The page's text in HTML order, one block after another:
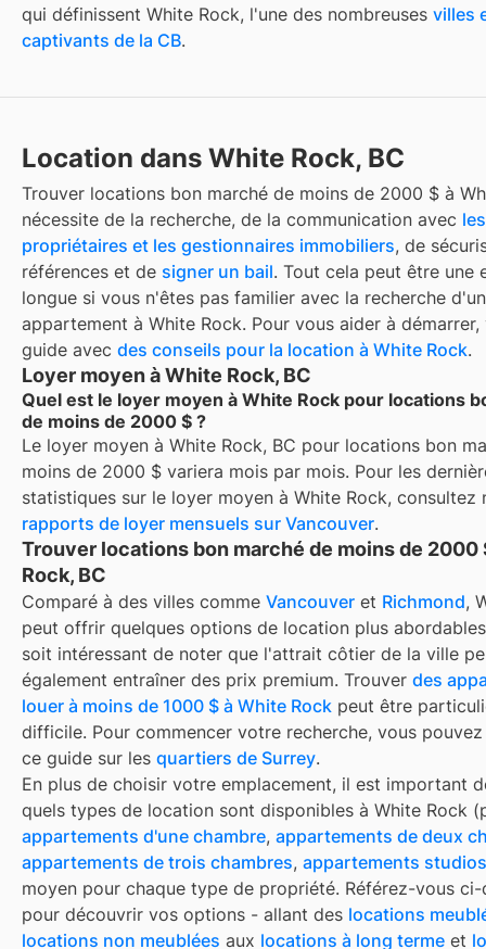
qui définissent White Rock, l'une des nombreuses villes
captivants de la CB.
Location dans White Rock, BC
Trouver locations bon marché de moins de 2000 $ à
nécessite de la recherche, de la communication avec les
propriétaires et les gestionnaires immobiliers, de
références et de signer un bail. Tout cela peut être une
longue si vous n'êtes pas familier avec la recherche d'un
appartement à White Rock. Pour vous aider à
guide avec des conseils pour la location à White Rock.
Loyer moyen à White Rock, BC
Quel est le loyer moyen à White Rock pour locations
de moins de 2000 $ ?
Le loyer moyen à White Rock, BC pour locations bon
moins de 2000 $ variera mois par mois. Pour les
statistiques sur le loyer moyen à White Rock, consultez
rapports de loyer mensuels sur Vancouver.
Trouver locations bon marché de moins de 2000
Rock, BC
Comparé à des villes comme Vancouver et Richmond,
peut offrir quelques options de location plus
soit intéressant de noter que l'attrait côtier de la ville
également entraîner des prix premium. Trouver des
louer à moins de 1000 $ à White Rock peut être
difficile. Pour commencer votre recherche, vous
ce guide sur les quartiers de Surrey.
En plus de choisir votre emplacement, il est important
quels types de location sont disponibles à White Rock
appartements d'une chambre, appartements de deux
appartements de trois chambres, appartements studios
moyen pour chaque type de propriété. Référez-vous ci-
pour découvrir vos options - allant des locations
locations non meublées aux locations à long terme et